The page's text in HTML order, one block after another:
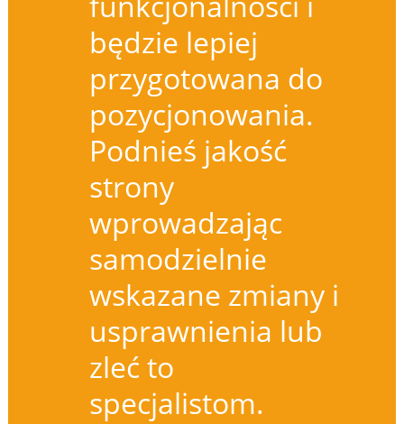
będzie lepiej
przygotowana do
pozycjonowania.
Podnieś jakość
strony
wprowadzając
samodzielnie
wskazane zmiany i
usprawnienia lub
zleć to
specjalistom.